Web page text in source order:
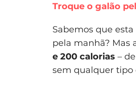
Troque o galão
Sabemos que
pela manhã? Mas
e 200 calorias –
sem qualquer tipo